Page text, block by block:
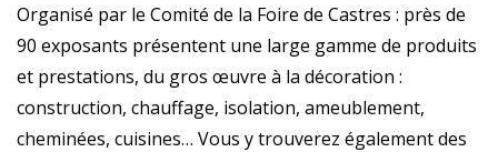
Organisé par le Comité de la Foire de Castres : près de
90 exposants présentent une large gamme de produits
et prestations, du gros œuvre à la décoration :
construction, chauffage, isolation, ameublement,
cheminées, cuisines… Vous y trouverez également des